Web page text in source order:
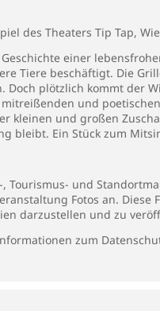
des Theaters Tip Tap,
Geschichte einer
Tiere beschäftigt. Die
Doch plötzlich kommt der
und
kleinen und großen
bleibt. Ein Stück zum
, Tourismus- und
Fotos an.
darzustellen und zu
zum